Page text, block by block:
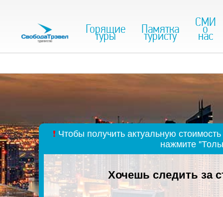
Горящие
туры Памятка
туристу
СМИ
о
нас
❗ Чтобы получить актуальную
нажмите
Хочешь следить за